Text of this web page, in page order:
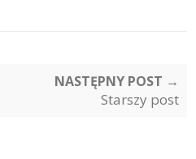
NASTĘPNY POST →
Starszy post